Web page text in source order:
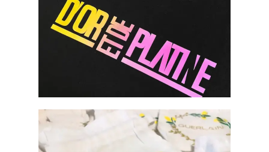
IMPRESSION NUMÉRIQUE